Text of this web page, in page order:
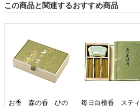
この商品と関連するおすすめ商品
お香 森の香 ひの
毎日白檀香 スティ